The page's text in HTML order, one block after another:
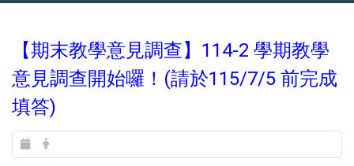
【期末教學意見調查】114-2 學期教學
意見調查開始囉！(請於115/7/5 前完成
填答)